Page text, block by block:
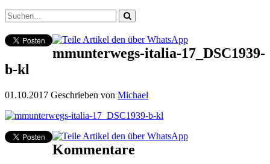
mmunterwegs-italia-17_DSC1939-
b-kl
01.10.2017 Geschrieben von Michael
Kommentare